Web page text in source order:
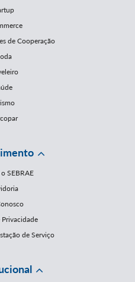
de Cooperação
SEBRAE
de Serviço